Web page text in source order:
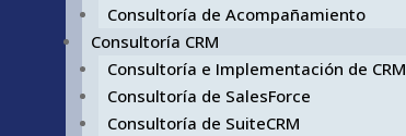
Consultoría de Acompañamiento
Consultoría CRM
Consultoría e Implementación de CRM
Consultoría de SalesForce
Consultoría de SuiteCRM